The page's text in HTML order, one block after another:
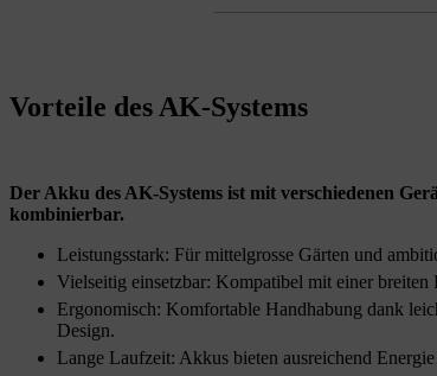
Vorteile des AK-Systems
Der Akku des AK-Systems ist mit verschiedenen
kombinierbar.
Leistungsstark: Für mittelgrosse Gärten und
Vielseitig einsetzbar: Kompatibel mit einer breiten
Ergonomisch: Komfortable Handhabung dank
Design.
Lange Laufzeit: Akkus bieten ausreichend